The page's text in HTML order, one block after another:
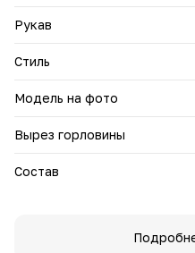
Рукав
Стиль
Модель на фото
Вырез горловины
Состав